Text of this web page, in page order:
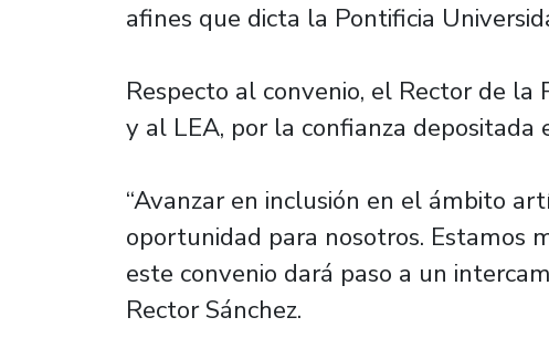
afines que dicta la Pontificia
Respecto al convenio, el Rector de la
y al LEA, por la confianza depositada
“Avanzar en inclusión en el ámbito
oportunidad para nosotros. Estamos
este convenio dará paso a un
Rector Sánchez.